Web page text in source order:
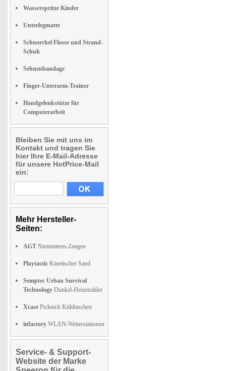
Wasserspritze Kinder
Unterlegmatte
Schnorchel Flosse und Strand-
Schuh
Sehnenbandage
Finger-Unterarm-Trainer
Handgelenkstütze für
Computerarbeit
Bleiben Sie mit uns im
Kontakt und tragen Sie
hier Ihre E-Mail-Adresse
für unsere HotPrice-Mail
ein:
Mehr Hersteller-
Seiten:
AGT Nietmuttern-Zangen
Playtastic Kinetischer Sand
Semptec Urban Survival
Technology Dunkel-Heizstrahler
Xcase Picknick Kühltaschen
infactory WLAN-Wetterstationen
Service- & Support-
Website der Marke